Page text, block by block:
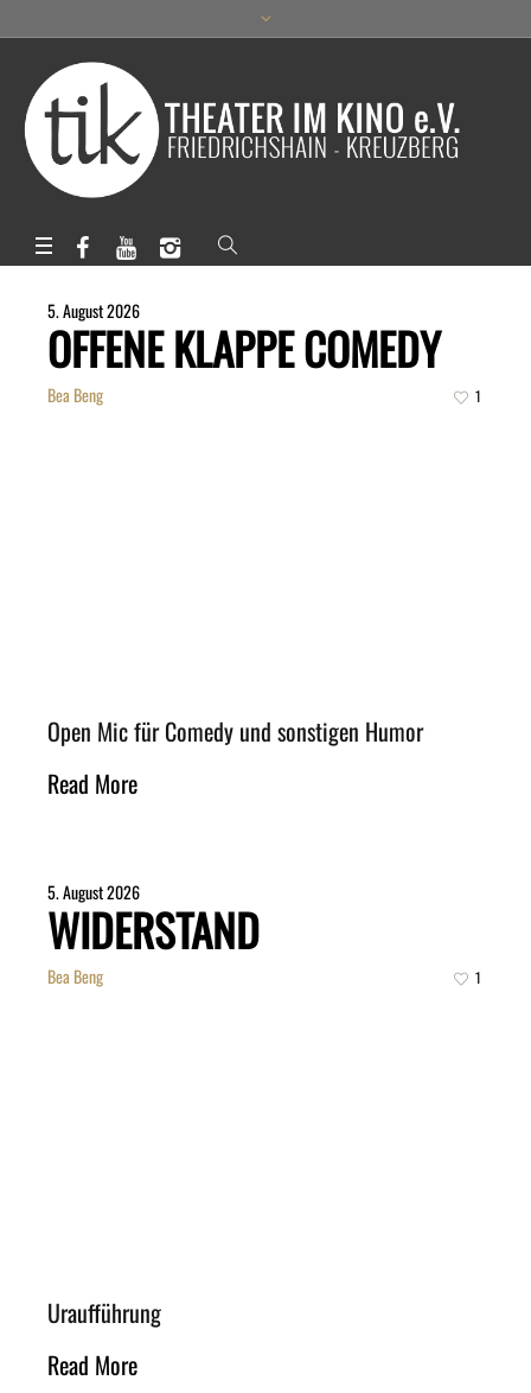
5. August 2026
OFFENE KLAPPE COMEDY
Bea Beng 1
Open Mic für Comedy und sonstigen Humor
Read More
5. August 2026
WIDERSTAND
Bea Beng 1
Uraufführung
Read More